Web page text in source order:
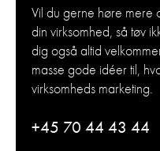
Vil du gerne høre mere
din virksomhed, så tøv
dig også altid
masse gode idéer til,
virksomheds marketing.
+45 70 44 43 44